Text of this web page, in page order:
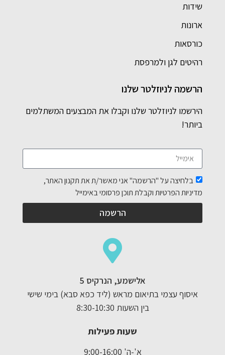
שידות
ארונות
כורסאות
רהיטים לגן ולמרפסת
הרשמה לניוזלטר שלנו
הירשמו לניוזלטר שלנו וקבלו את המבצעים המשתלמים
ביותר!
בלחיצה על "הרשמה" אני מאשר/ת את תקנון האתר,
מדיניות הפרטיות וקבלת תוכן פרסומי באימייל
הרשמה
אלישמע, הנרקיס 5
איסוף עצמי בתיאום מראש (ליד כפא סבא) בימי שישי
בין השעות 8:30-10:30
שעות פעילות
א'-ה' 9:00-16:00